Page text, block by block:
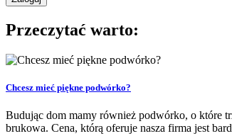
Przeczytać warto:
Chcesz mieć piękne podwórko?
Budując dom mamy również podwórko, o które
brukowa. Cena, którą oferuje nasza firma jest